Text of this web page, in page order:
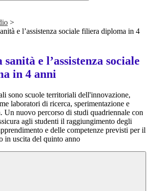
>
e l’assistenza sociale filiera diploma in 4
e l’assistenza sociale
in 4 anni
sono scuole territoriali dell'innovazione,
laboratori di ricerca, sperimentazione e
Un nuovo percorso di studi quadriennale con
agli studenti il raggiungimento degli
e delle competenze previsti per il
in uscita del quinto anno